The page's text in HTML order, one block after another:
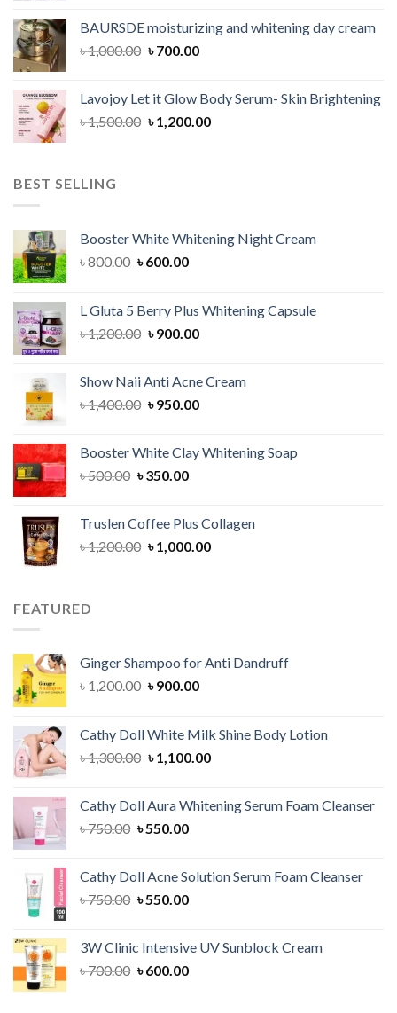
৳ 1,150.00.৳ 900.00.
BAURSDE moisturizing and whitening day cream
৳1,000.00 Original
৳ 1,000.00.
৳700.00Current
৳ 700.00.
Lavojoy Let it Glow Body Serum- Skin Brightening
৳1,500.00 Original
৳1,200.00Current
BEST SELLING
Booster White Whitening Night Cream
৳800.00 Original
৳ 800.00.
৳600.00Current
৳ 600.00.
L Gluta 5 Berry Plus Whitening Capsule
৳1,200.00 Original
৳ 1,200.00.
৳900.00Current
৳ 900.00.
Show Naii Anti Acne Cream
৳1,400.00 Original
৳ 1,400.00.
৳950.00Current
৳ 950.00.
Booster White Clay Whitening Soap
৳500.00 Original
৳ 500.00.
৳350.00Current
৳ 350.00.
Truslen Coffee Plus Collagen
৳1,200.00 Original
৳1,000.00Current
FEATURED
Ginger Shampoo for Anti Dandruff
৳1,200.00 Original
৳ 1,200.00.
৳900.00Current
৳ 900.00.
Cathy Doll White Milk Shine Body Lotion
৳1,300.00 Original
৳ 1,300.00.
৳1,100.00Current
৳ 1,100.00.
Cathy Doll Aura Whitening Serum Foam Cleanser
৳750.00 Original
৳ 750.00.
৳550.00Current
৳ 550.00.
Cathy Doll Acne Solution Serum Foam Cleanser
৳750.00 Original
৳ 750.00.
৳550.00Current
৳ 550.00.
3W Clinic Intensive UV Sunblock Cream
৳700.00 Original
৳600.00Current